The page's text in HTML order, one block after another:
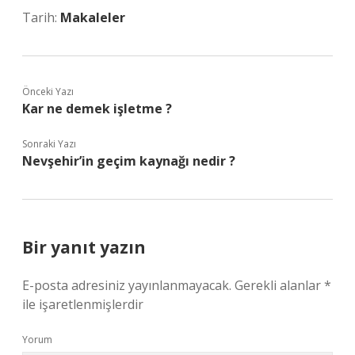
Tarih: Makaleler
Önceki Yazı
Kar ne demek işletme ?
Sonraki Yazı
Nevşehir’in geçim kaynağı nedir ?
Bir yanıt yazın
E-posta adresiniz yayınlanmayacak. Gerekli alanlar*
ile işaretlenmişlerdir
Yorum